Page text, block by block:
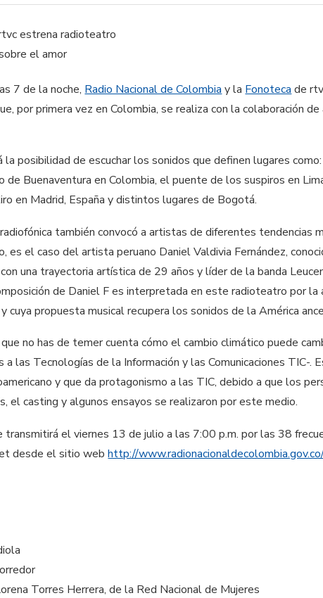
7 de la noche, Radio Nacional de Colombia y la Fonoteca de
por primera vez en Colombia, se realiza con la colaboración
posibilidad de escuchar los sonidos que definen lugares
de Buenaventura en Colombia, el puente de los suspiros en
en Madrid, España y distintos lugares de Bogotá.
también convocó a artistas de diferentes tendencias
es el caso del artista peruano Daniel Valdivia Fernández,
una trayectoria artística de 29 años y líder de la banda
de Daniel F es interpretada en este radioteatro por
cuya propuesta musical recupera los sonidos de la América
que no has de temer cuenta cómo el cambio climático puede
a las Tecnologías de la Información y las Comunicaciones TIC-.
y que da protagonismo a las TIC, debido a que los
el casting y algunos ensayos se realizaron por este medio.
el viernes 13 de julio a las 7:00 p.m. por las 38
desde el sitio webhttp://
Torres Herrera, de la Red Nacional de Mujeres